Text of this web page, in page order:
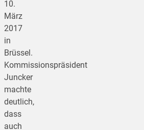
10.
März
2017
in
Brüssel.
Kommissionspräsident
Juncker
machte
deutlich,
dass
auch